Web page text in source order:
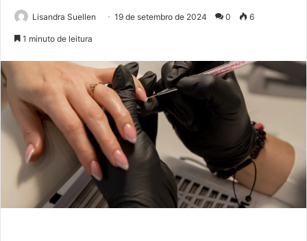
Lisandra Suellen 19 de setembro de 2024 0 6
1 minuto de leitura